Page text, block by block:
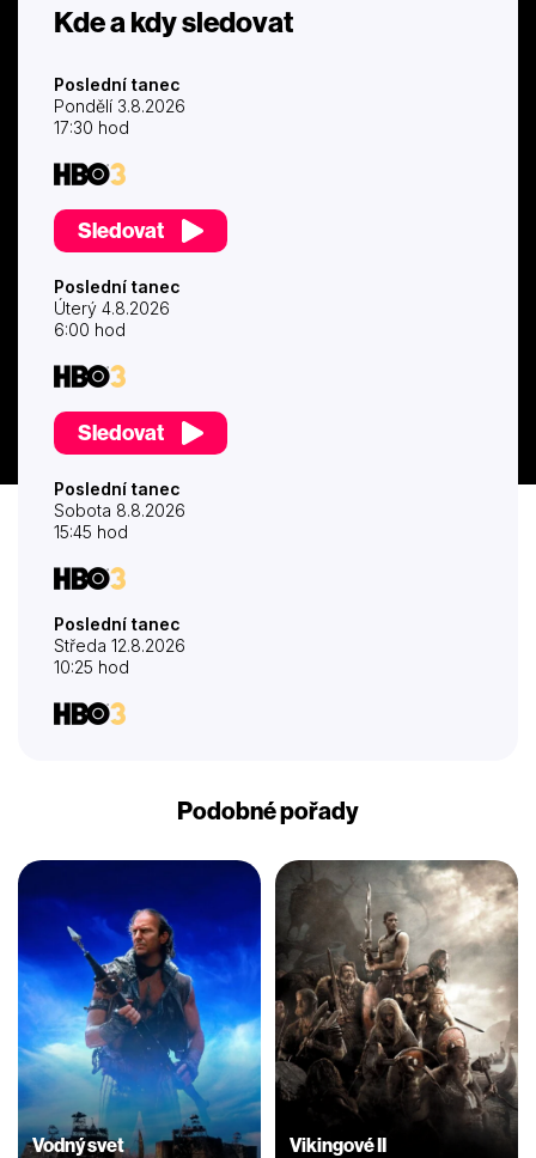
Kde a kdy sledovat
Poslední tanec
Pondělí 3.8.2026
17:30 hod
Sledovat
Poslední tanec
Úterý 4.8.2026
6:00 hod
Sledovat
Poslední tanec
Sobota 8.8.2026
15:45 hod
Poslední tanec
Středa 12.8.2026
10:25 hod
Podobné pořady
Vodný svet Vikingové II